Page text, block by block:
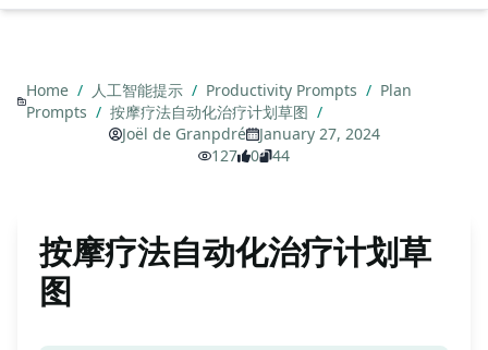
Home / 人工智能提示 / Productivity Prompts / Plan
Prompts / 按摩疗法自动化治疗计划草图 /
Joël de Granpdré
January 27, 2024
127
0 44
按摩疗法自动化治疗计划草
图